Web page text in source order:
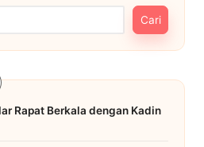
Cari
Rapat Berkala dengan Kadin